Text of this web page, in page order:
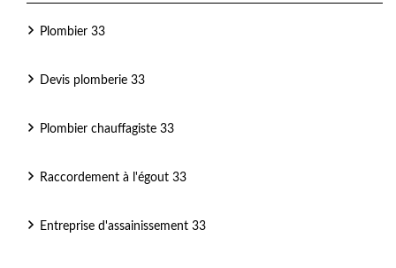
Plombier 33
Devis plomberie 33
Plombier chauffagiste 33
Raccordement à l'égout 33
Entreprise d'assainissement 33